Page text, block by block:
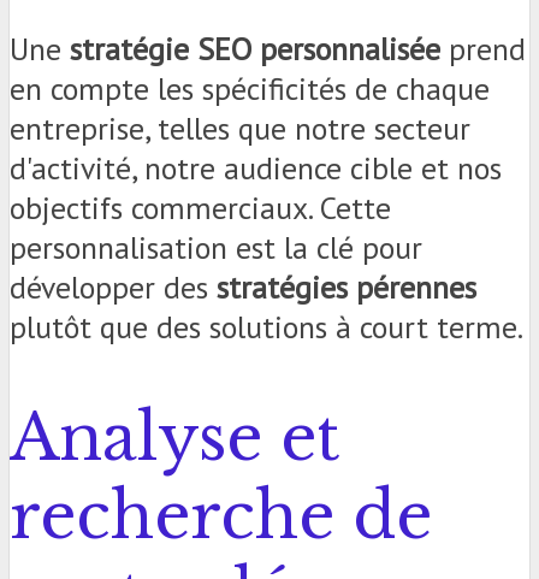
Une stratégie SEO personnalisée prend
en compte les spécificités de chaque
entreprise, telles que notre secteur
d'activité, notre audience cible et nos
objectifs commerciaux. Cette
personnalisation est la clé pour
développer des stratégies pérennes
plutôt que des solutions à court terme.
Analyse et
recherche de